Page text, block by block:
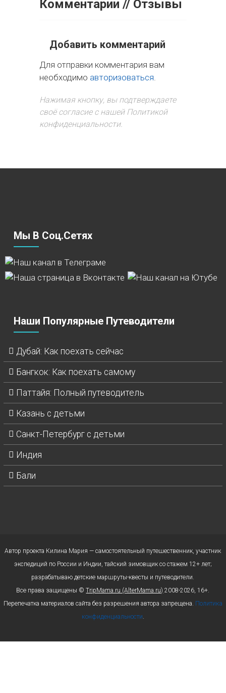
Комментарии // Отзывы
Добавить комментарий
Для отправки комментария вам
необходимо авторизоваться
Нажимая кнопку, вы подтверждаете
своё согласие с нашей Политикой
конфиденциальности.
Мы В Соц.сетях
Наши Популярные Путеводители
Дубай: Как поехать сейчас
Бангкок: Как поехать самому
Паттайя: Полный путеводитель
Казань с детьми
Санкт-Петербург с детьми
Индия
Бали
Автор проекта Килина Мария — самостоятельный путешественник, участник
экспедиций по России и Индии, тайский зимовщик со стажем 12+ лет;
разрабатываю детские маршруты-квесты и путеводители.
Все права защищены ©TripMama.ru (AlterMama.ru) 2008-2026, 16+.
Перепечатка материалов сайта без разрешения автора запрещена. Политика
конфиденциальности.